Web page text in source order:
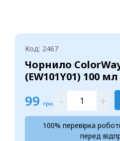
Код: 2467
Чорнило
(EW101Y01) 100 мл
99 грн. - +
100% перевірка
перед